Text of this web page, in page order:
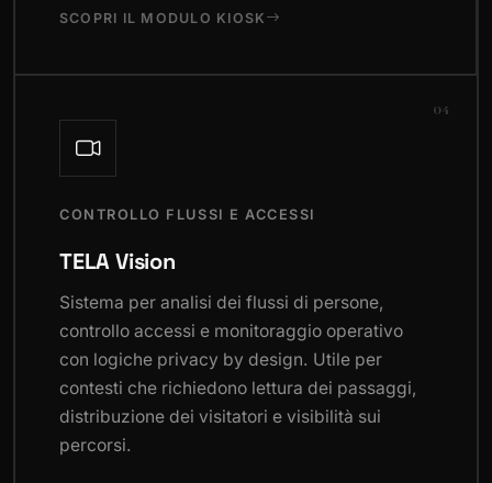
SCOPRI IL MODULO KIOSK
04
CONTROLLO FLUSSI E ACCESSI
TELA Vision
Sistema per analisi dei flussi di persone,
controllo accessi e monitoraggio operativo
con logiche privacy by design. Utile per
contesti che richiedono lettura dei passaggi,
distribuzione dei visitatori e visibilità sui
percorsi.